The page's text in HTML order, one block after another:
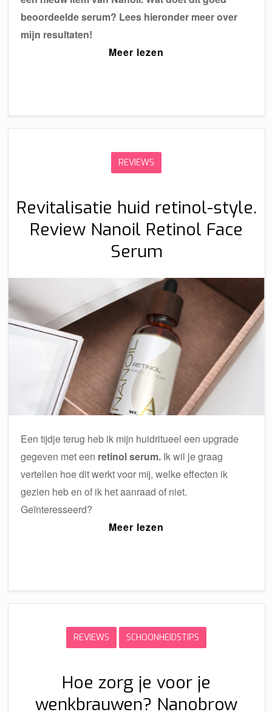
beoordeelde serum? Lees hieronder meer over
mijn resultaten!
Meer lezen
REVIEWS
Revitalisatie huid retinol-style.
Review Nanoil Retinol Face
Serum
Een tijdje terug heb ik mijn huidritueel een upgrade
gegeven met een retinol serum. Ik wil je graag
vertellen hoe dit werkt voor mij, welke effecten ik
gezien heb en of ik het aanraad of niet.
Geïnteresseerd?
Meer lezen
REVIEWS SCHOONHEIDSTIPS
Hoe zorg je voor je
wenkbrauwen? Nanobrow